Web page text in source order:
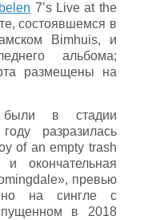
7’s Live at the
состоявшемся в
Bimhuis, и
альбома;
размещены на
в стадии
разразилась
of an empty trash
окончательная
превью
на сингле с
в 2018